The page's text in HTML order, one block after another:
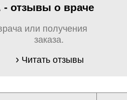
- отзывы о враче
или получения
заказа.
Читать отзывы